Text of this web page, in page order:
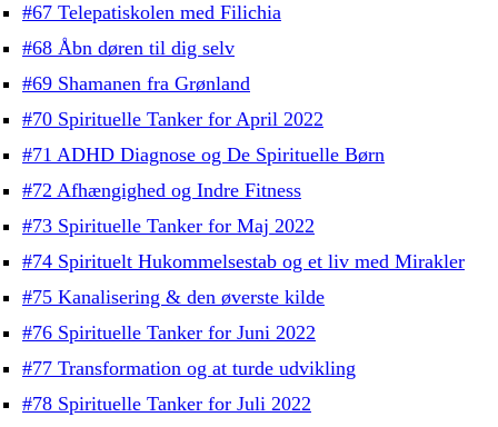
#67 Telepatiskolen med Filichia
#68 Åbn døren til dig selv
#69 Shamanen fra Grønland
#70 Spirituelle Tanker for April 2022
#71 ADHD Diagnose og De Spirituelle Børn
#72 Afhængighed og Indre Fitness
#73 Spirituelle Tanker for Maj 2022
#74 Spirituelt Hukommelsestab og et liv med Mirakler
#75 Kanalisering & den øverste kilde
#76 Spirituelle Tanker for Juni 2022
#77 Transformation og at turde udvikling
#78 Spirituelle Tanker for Juli 2022